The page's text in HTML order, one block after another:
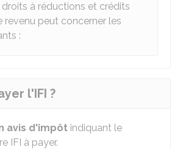
à réductions et crédits
revenu peut concerner les
:
l'IFI ?
avis d'impôt indiquant le
IFI à payer.